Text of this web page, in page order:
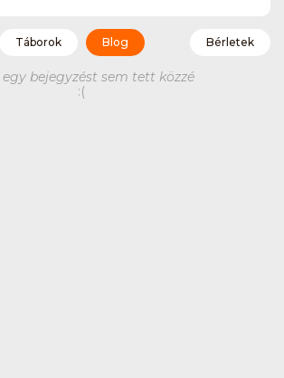
Bérletek
Táborok Blog
bejegyzést sem tett közzé
:(